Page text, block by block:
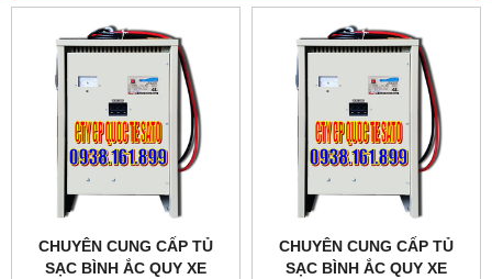
CHUYÊN CUNG CẤP TỦ
SẠC BÌNH ẮC QUY XE
CHUYÊN CUNG CẤP TỦ
SẠC BÌNH ẮC QUY XE